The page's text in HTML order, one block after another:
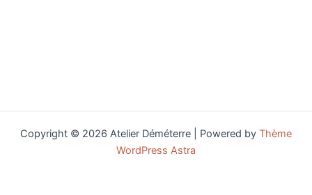
Copyright © 2026 Atelier Déméterre | Powered by Thème
WordPress Astra